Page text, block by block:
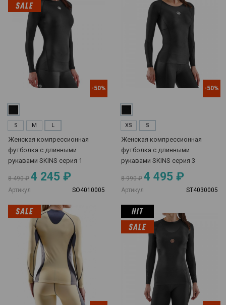
-50%
S M L
Женская компрессионная
футболка с длинными
рукавами SKINS серия 1
8 490 ₽ 4 245 ₽
Артикул SO4010005
-50%
XS S
Женская компрессионная
футболка с длинными
рукавами SKINS серия 3
8 990 ₽ 4 495 ₽
Артикул ST4030005